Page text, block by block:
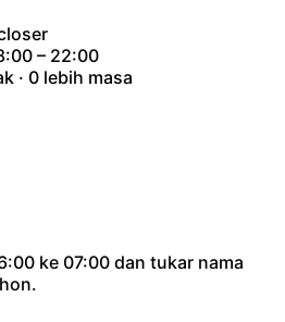
– 22:00
· 0 lebih masa
ke 07:00 dan tukar nama